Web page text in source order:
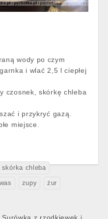
wody po czym
i wlać 2,5 l ciepłej
czosnek, skórkę chleba
i przykryć gazą.
miejsce.
skórka chleba
zupy żur